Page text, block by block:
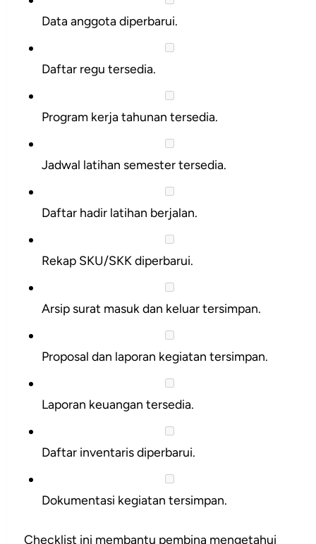
Data anggota diperbarui.
Daftar regu tersedia.
Program kerja tahunan tersedia.
Jadwal latihan semester tersedia.
Daftar hadir latihan berjalan.
Rekap SKU/SKK diperbarui.
Arsip surat masuk dan keluar tersimpan.
Proposal dan laporan kegiatan tersimpan.
Laporan keuangan tersedia.
Daftar inventaris diperbarui.
Dokumentasi kegiatan tersimpan.
Checklist ini membantu pembina mengetahui